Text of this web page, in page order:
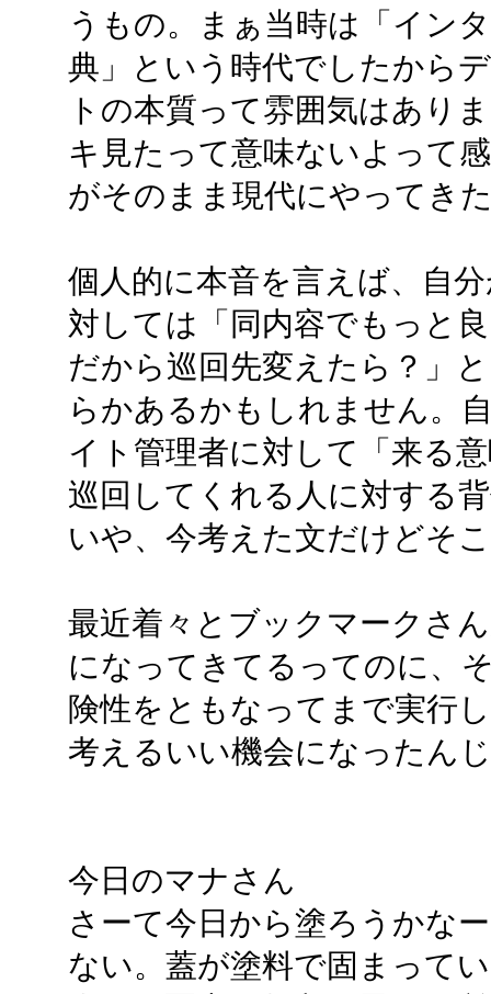
うもの。まぁ当時は「イン
典」という時代でしたから
トの本質って雰囲気はあり
キ見たって意味ないよって
がそのまま現代にやってき
個人的に本音を言えば、自
対しては「同内容でもっと
だから巡回先変えたら？」
らかあるかもしれません。
イト管理者に対して「来る
巡回してくれる人に対する
いや、今考えた文だけどそ
最近着々とブックマークさ
になってきてるってのに、
険性をともなってまで実行
考えるいい機会になったん
今日のマナさん
さーて今日から塗ろうかな
ない。蓋が塗料で固まって